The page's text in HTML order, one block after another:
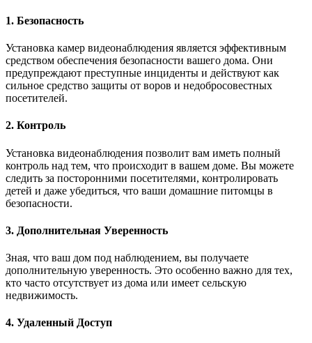
1. Безопасность
Установка камер видеонаблюдения является эффективным
средством обеспечения безопасности вашего дома. Они
предупреждают преступные инциденты и действуют как
сильное средство защиты от воров и недобросовестных
посетителей.
2. Контроль
Установка видеонаблюдения позволит вам иметь полный
контроль над тем, что происходит в вашем доме. Вы можете
следить за посторонними посетителями, контролировать
детей и даже убедиться, что ваши домашние питомцы в
безопасности.
3. Дополнительная Уверенность
Зная, что ваш дом под наблюдением, вы получаете
дополнительную уверенность. Это особенно важно для тех,
кто часто отсутствует из дома или имеет сельскую
недвижимость.
4. Удаленный Доступ